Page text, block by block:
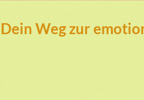
Dein Weg zur